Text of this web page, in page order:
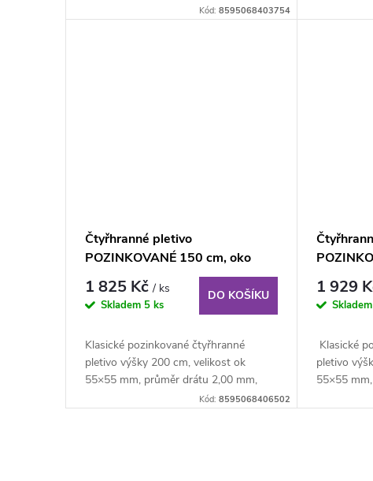
Kód:8595068403754
Čtyřhranné pletivo
POZINKOVANÉ 150 cm, oko
55×55 mm, role 25 m, bez ND
1 825 Kč/ ks
Skladem 5 ks
DO KOŠÍKU
Klasické pozinkované čtyřhranné
pletivo výšky 200 cm, velikost ok
55×55 mm, průměr drátu 2,00 mm,
Kód:8595068406502
55x55
1 929
Klasické
pletivo
55×55